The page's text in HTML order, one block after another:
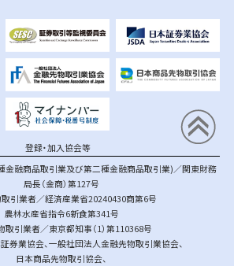
登録・加入協会等
金融商品取引業及び第二種金融商品取引業)／関東財務
局長（金商）第127号
引業者／経済産業省20240430商第6号
農林水産省指令6新食第341号
取引業者／東京都知事（1）第110368号
券業協会、一般社団法人金融先物取引業協会、
日本商品先物取引協会、